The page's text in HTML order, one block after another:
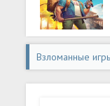
Взломанные
And Earn